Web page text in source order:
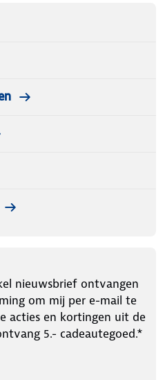
nieuwsbrief ontvangen
om mij per e-mail te
acties en kortingen uit de
5.- cadeautegoed.*